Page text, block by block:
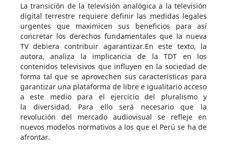
La transición de la televisión analógica a la televisión
digital terrestre requiere definir las medidas legales
urgentes que maximicen sus beneficios para así
concretar los derechos fundamentales que la nueva
TV debiera contribuir agarantizar.En este texto, la
autora, analiza la implicancia de la TDT en los
contenidos televisivos que influyen en la sociedad de
forma tal que se aprovechen sus características para
garantizar una plataforma de libre e igualitario acceso
a este medio para el ejercicio del pluralismo y
la diversidad. Para ello será necesario que la
revolución del mercado audiovisual se refleje en
nuevos modelos normativos a los que el Perú se ha de
afrontar.